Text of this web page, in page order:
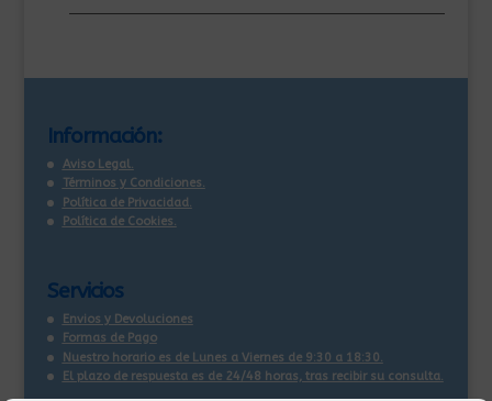
Información:
Aviso Legal.
Términos y Condiciones.
Política de Privacidad.
Política de Cookies.
Servicios
Envios y Devoluciones
Formas de Pago
Nuestro horario es de Lunes a Viernes de 9:30 a 18:30.
El plazo de respuesta es de 24/48 horas, tras recibir su consulta.